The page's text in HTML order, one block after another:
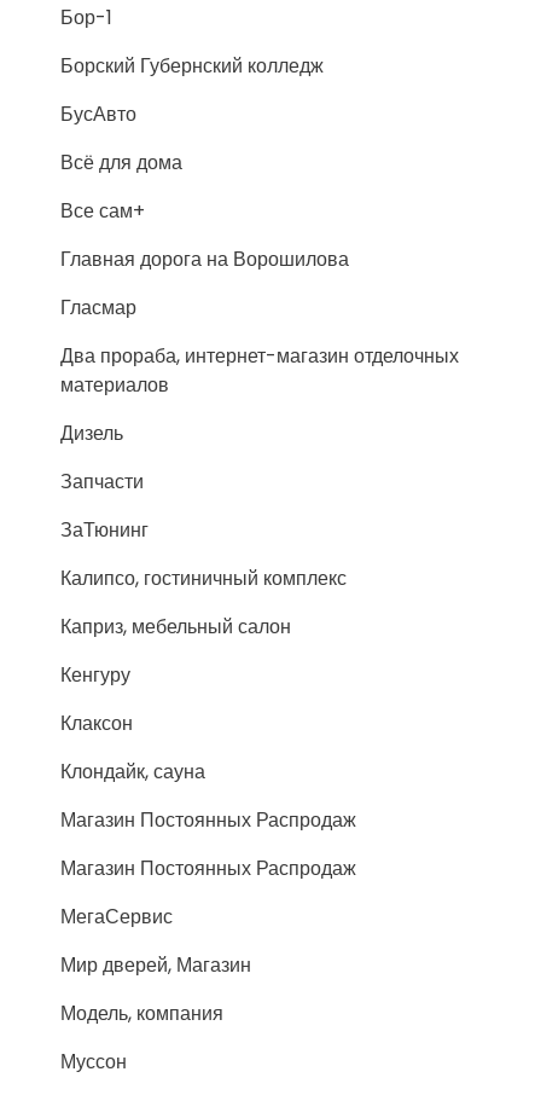
Бор-1
Борский Губернский колледж
БусАвто
Всё для дома
Все сам+
Главная дорога на Ворошилова
Гласмар
Два прораба, интернет-магазин отделочных
материалов
Дизель
Запчасти
ЗаТюнинг
Калипсо, гостиничный комплекс
Каприз, мебельный салон
Кенгуру
Клаксон
Клондайк, сауна
Магазин Постоянных Распродаж
Магазин Постоянных Распродаж
МегаСервис
Мир дверей, Магазин
Модель, компания
Муссон